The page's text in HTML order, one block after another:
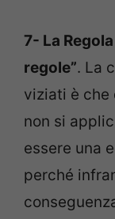
7- La
regole”. La
viziati è che
non si
essere una
perché